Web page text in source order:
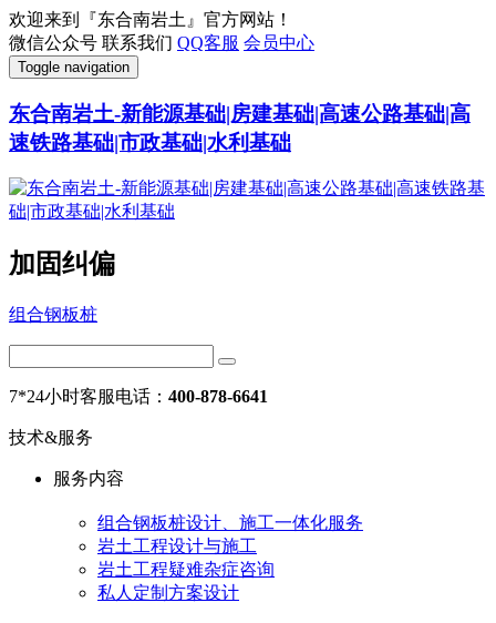
欢迎来到『东合南岩土』官方网站！
微信公众号 联系我们 QQ客服 会员中心
Toggle navigation
东合南岩土-新能源基础|房建基础|高速公路基础|高
速铁路基础|市政基础|水利基础
加固纠偏
组合钢板桩
7*24小时客服电话： 400-878-6641
技术&服务
服务内容
组合钢板桩设计、施工一体化服务
岩土工程设计与施工
岩土工程疑难杂症咨询
私人定制方案设计